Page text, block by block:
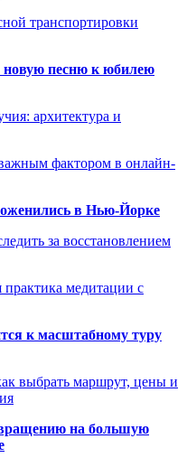
транспортировки
новую песню к юбилею
архитектура и
фактором в онлайн-
в Нью-Йорке
за восстановлением
медитации с
к масштабному туру
выбрать маршрут, цены и
на большую